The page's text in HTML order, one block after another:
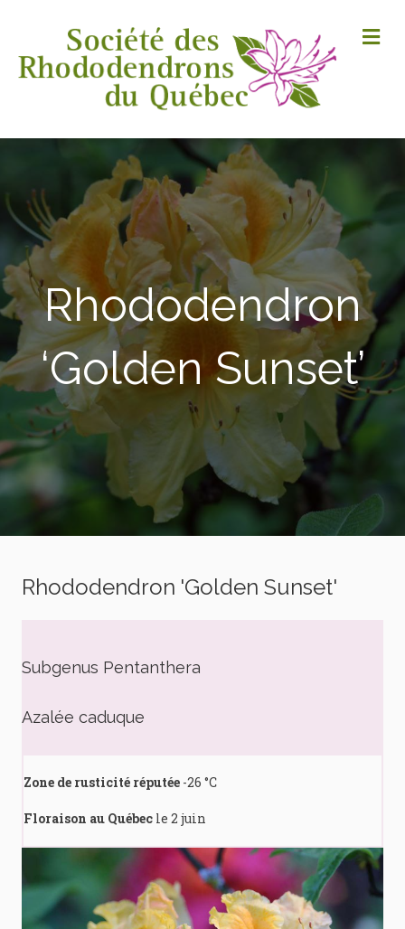
Rhododendron
‘Golden Sunset’
Rhododendron 'Golden Sunset'
Subgenus Pentanthera
Azalée caduque
Zone de rusticité réputée -26 °C
Floraison au Québec le 2 juin